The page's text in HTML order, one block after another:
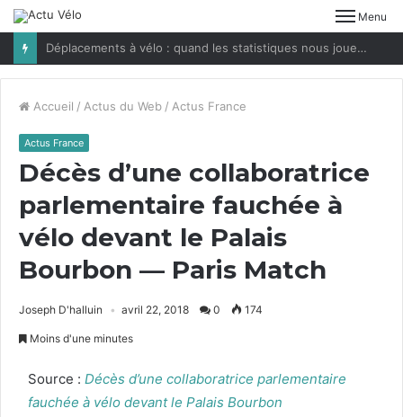
Menu
Déplacements à vélo : quand les statistiques nous jouent des tours
Accueil / Actus du Web / Actus France
Actus France
Décès d’une collaboratrice
parlementaire fauchée à
vélo devant le Palais
Bourbon — Paris Match
Joseph D'halluin avril 22, 2018 0 174
Moins d'une minutes
Source : Décès d’une col­lab­o­ra­trice par­lemen­taire
fauchée à vélo devant le Palais Bour­bon